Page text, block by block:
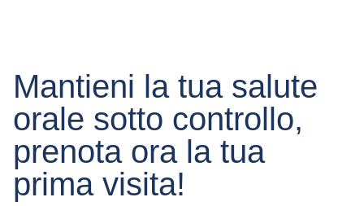
Mantieni la tua salute
orale sotto controllo,
prenota ora la tua
prima visita!